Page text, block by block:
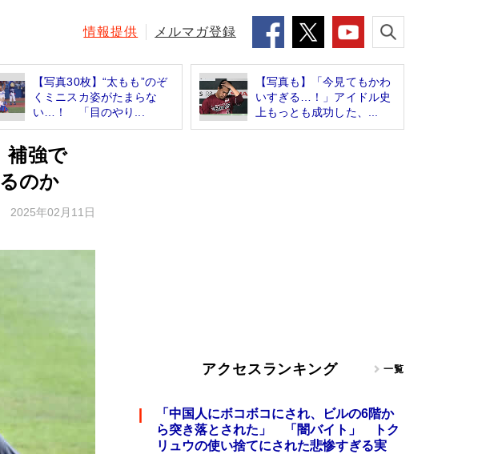
情報提供 メルマガ登録
【写真30枚】“太もも”のぞ
くミニスカ姿がたまらな
い…！ 「目のやり...
【写真も】「今見てもかわ
いすぎる…！」アイドル史
上もっとも成功した、...
補強で
のか
2025年02月11日
アクセスランキング 一覧
「中国人にボコボコにされ、ビルの6階か
ら突き落とされた」 「闇バイト」 トク
リュウの使い捨てにされた悲惨すぎる実